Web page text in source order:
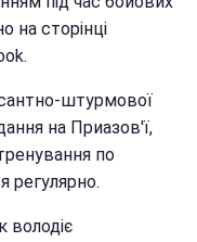
на сторінці
штурмової
на Приазов'ї,
по
регулярно.
володіє